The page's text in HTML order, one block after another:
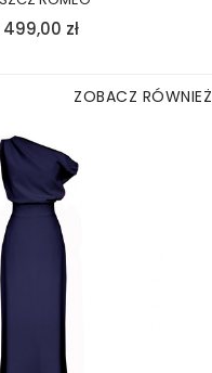
499,00 zł
ZOBACZ RÓWNIEŻ